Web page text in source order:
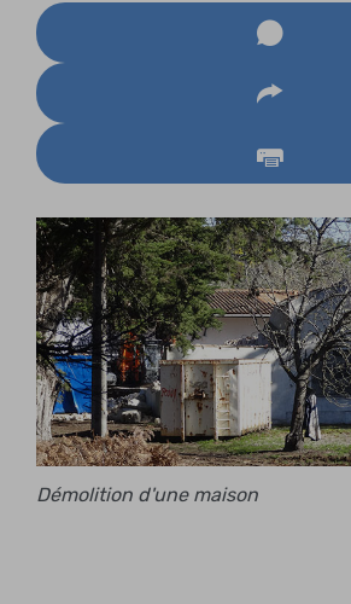
Démolition d'une maison